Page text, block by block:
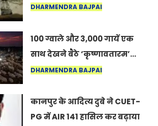
का वह अनकहा अध्याय जो आज भी
DHARMENDRA BAJPAI
100 ग्वाले और 3,000 गायें एक
साथ देखने बैठे ‘कृष्णावतारम’…
नागपुर में दिखा ऐसा नज़ारा कि
कर सकते हैं”
DHARMENDRA BAJPAI
कानपुर के आदित्य दुबे ने CUET-
PG में AIR 141 हासिल कर बढ़ाया